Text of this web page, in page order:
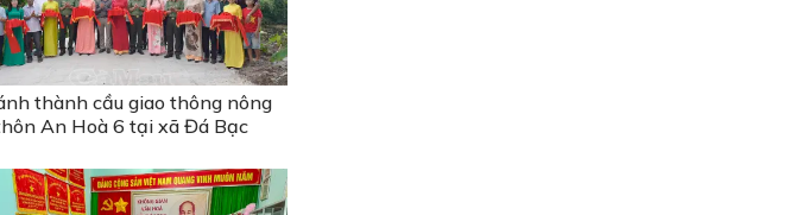
thành cầu giao thông nông
An Hoà 6 tại xã Đá Bạc